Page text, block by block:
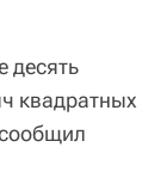
десять
квадратных